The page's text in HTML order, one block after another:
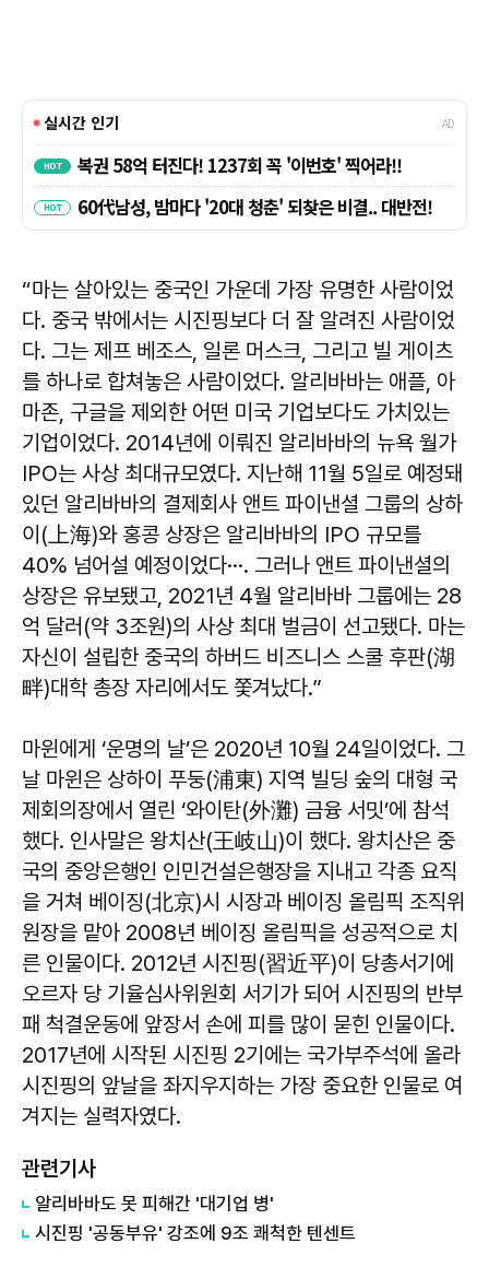
“마는 살아있는 중국인 가운데 가장 유명한 사람이었
다. 중국 밖에서는 시진핑보다 더 잘 알려진 사람이었
다. 그는 제프 베조스, 일론 머스크, 그리고 빌 게이츠
를 하나로 합쳐놓은 사람이었다. 알리바바는 애플, 아
마존, 구글을 제외한 어떤 미국 기업보다도 가치있는
기업이었다. 2014년에 이뤄진 알리바바의 뉴욕 월가
IPO는 사상 최대규모였다. 지난해 11월 5일로 예정돼
있던 알리바바의 결제회사 앤트 파이낸셜 그룹의 상하
이(上海)와 홍콩 상장은 알리바바의 IPO 규모를
40% 넘어설 예정이었다···. 그러나 앤트 파이낸셜의
상장은 유보됐고, 2021년 4월 알리바바 그룹에는 28
억 달러(약 3조원)의 사상 최대 벌금이 선고됐다. 마는
자신이 설립한 중국의 하버드 비즈니스 스쿨 후판(湖
畔)대학 총장 자리에서도 쫓겨났다.”
마윈에게 ‘운명의 날’은 2020년 10월 24일이었다. 그
날 마윈은 상하이 푸둥(浦東) 지역 빌딩 숲의 대형 국
제회의장에서 열린 ‘와이탄(外灘) 금융 서밋’에 참석
했다. 인사말은 왕치산(王岐山)이 했다. 왕치산은 중
국의 중앙은행인 인민건설은행장을 지내고 각종 요직
을 거쳐 베이징(北京)시 시장과 베이징 올림픽 조직위
원장을 맡아 2008년 베이징 올림픽을 성공적으로 치
른 인물이다. 2012년 시진핑(習近平)이 당총서기에
오르자 당 기율심사위원회 서기가 되어 시진핑의 반부
패 척결운동에 앞장서 손에 피를 많이 묻힌 인물이다.
2017년에 시작된 시진핑 2기에는 국가부주석에 올라
시진핑의 앞날을 좌지우지하는 가장 중요한 인물로 여
겨지는 실력자였다.
관련기사
알리바바도 못 피해간 '대기업 병'
시진핑 '공동부유' 강조에 9조 쾌척한 텐센트